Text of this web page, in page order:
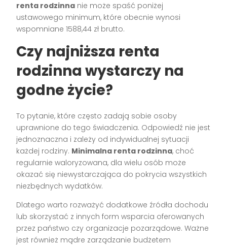
renta rodzinna nie może spaść poniżej
ustawowego minimum, które obecnie wynosi
wspomniane 1588,44 zł brutto.
Czy najniższa renta
rodzinna wystarczy na
godne życie?
To pytanie, które często zadają sobie osoby
uprawnione do tego świadczenia. Odpowiedź nie jest
jednoznaczna i zależy od indywidualnej sytuacji
każdej rodziny. Minimalna renta rodzinna, choć
regularnie waloryzowana, dla wielu osób może
okazać się niewystarczająca do pokrycia wszystkich
niezbędnych wydatków.
Dlatego warto rozważyć dodatkowe źródła dochodu
lub skorzystać z innych form wsparcia oferowanych
przez państwo czy organizacje pozarządowe. Ważne
jest również mądre zarządzanie budżetem